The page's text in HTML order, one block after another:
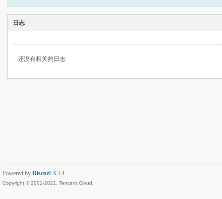
日志
还没有相关的日志
Powered by Discuz! X3.4
Copyright © 2001-2021, Tencent Cloud.